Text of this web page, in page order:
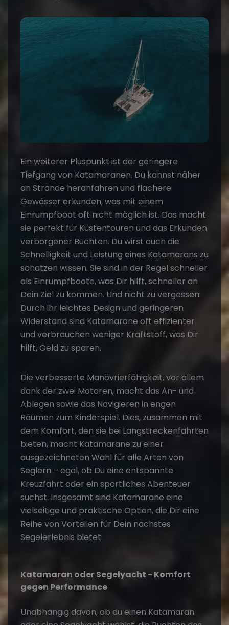
Ein weiterer Pluspunkt ist der geringere
Tiefgang von Katamaranen. Du kannst näher
an Strände heranfahren und flachere
Gewässer erkunden, was mit einem
Einrumpfboot oft nicht möglich ist. Das macht
sie perfekt für Küstentouren und das Erkunden
verborgener Buchten. Du wirst auch die
Schnelligkeit und Leistung eines Katamarans zu
schätzen wissen. Sie sind in der Regel schneller
als Einrumpfboote, was Dir hilft, schneller an
Dein Ziel zu kommen. Und nicht zu vergessen:
Durch ihr leichtes Design und geringeren
Widerstand sind Katamarane oft effizienter
und verbrauchen weniger Kraftstoff, was Dir
hilft, Geld zu sparen.
Die verbesserte Manövrierfähigkeit, vor allem
dank der zwei Motoren, macht das An- und
Ablegen sowie das Navigieren in engen
Räumen zum Kinderspiel. Dies, zusammen mit
dem Komfort, den sie bei Langstreckenfahrten
bieten, macht Katamarane zu einer
ausgezeichneten Wahl für alle Arten von
Seglern – egal, ob Du eine entspannte
Kreuzfahrt oder ein sportliches Abenteuer
suchst. Insgesamt sind Katamarane eine
vielseitige und praktische Option, die Dir eine
Reihe von Vorteilen für Dein nächstes
Segelerlebnis bietet.
Katamaran oder Segelyacht - Komfort
gegen Performance
Unabhängig davon, ob du einen Katamaran